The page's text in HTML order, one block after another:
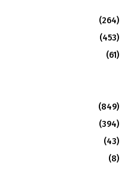
(264)
(453)
(61)
(849)
(394)
(43)
(8)